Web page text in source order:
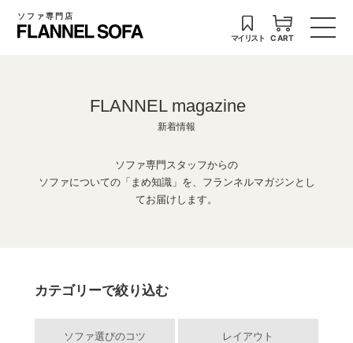
ソファ専門店
マイリスト CART
FLANNEL magazine
新着情報
ソファ専門スタッフからの
ソファについての「まめ知識」を、フランネルマガジンとし
てお届けします。
カテゴリーで絞り込む
ソファ選びのコツ レイアウト